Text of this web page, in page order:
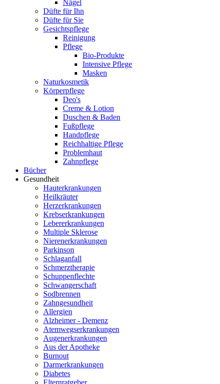
Nägel
Düfte für Ihn
Düfte für Sie
Gesichtspflege
Reinigung
Pflege
Bio-Produkte
Intensive Pflege
Masken
Naturkosmetik
Körperpflege
Deo's
Creme & Lotion
Duschen & Baden
Fußpflege
Handpflege
Reichhaltige Pflege
Problemhaut
Zahnpflege
Bücher
Gesundheit
Hauterkrankungen
Heilkräuter
Herzerkrankungen
Krebserkrankungen
Lebererkrankungen
Multiple Sklerose
Nierenerkrankungen
Parkinson
Schlaganfall
Schmerztherapie
Schuppenflechte
Schwangerschaft
Sodbrennen
Zahngesundheit
Allergien
Alzheimer - Demenz
Atemwegserkrankungen
Augenerkrankungen
Aus der Apotheke
Burnout
Darmerkrankungen
Diabetes
Elternratgeber